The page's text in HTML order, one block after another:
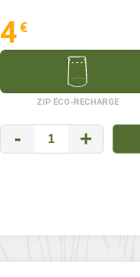
4 €
ZIP ÉCO-RECHARGE
- +